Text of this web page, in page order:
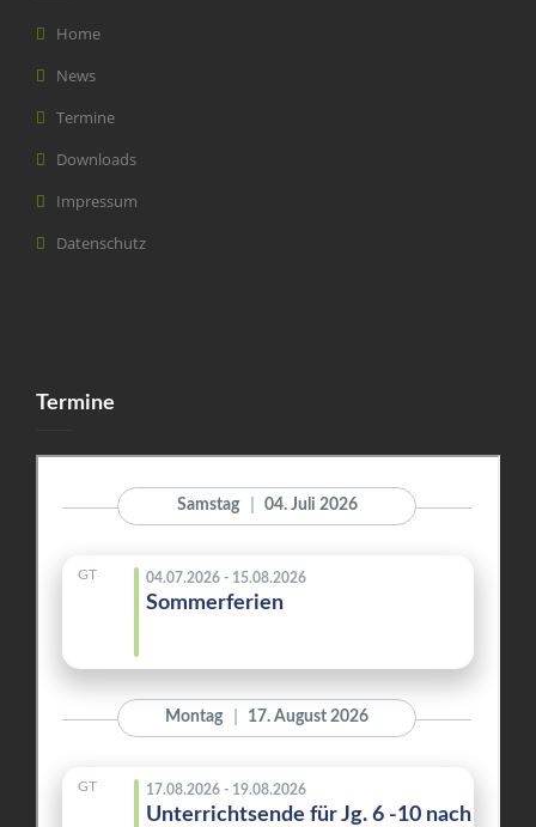
Home
News
Termine
Downloads
Impressum
Datenschutz
Termine